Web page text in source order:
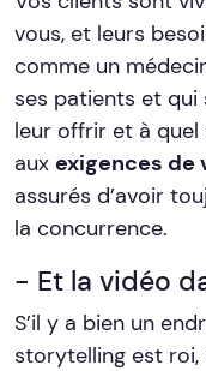
vous, et leurs
comme un
ses patients et
leur offrir et à
aux exigences de
assurés d’avoir
la concurrence.
- Et la vidéo
S’il y a bien un
storytelling est roi,